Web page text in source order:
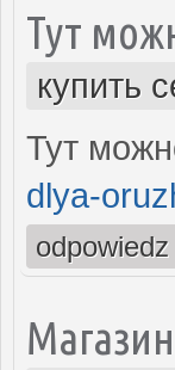
Тут
купить
Тут
dlya-
odpowiedz